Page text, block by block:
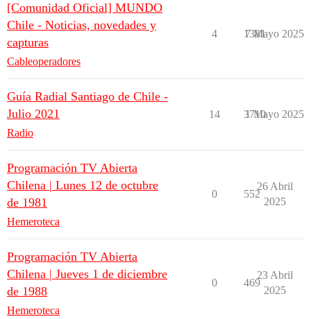
[Comunidad Oficial] MUNDO
Chile - Noticias, novedades y
capturas
Cableoperadores
4 1381
7 Mayo 2025
Guía Radial Santiago de Chile -
Julio 2021
Radio
14 3710
1 Mayo 2025
Programación TV Abierta
Chilena | Lunes 12 de octubre
de 1981
Hemeroteca
0 552
26 Abril
2025
Programación TV Abierta
Chilena | Jueves 1 de diciembre
de 1988
Hemeroteca
0 469
23 Abril
2025